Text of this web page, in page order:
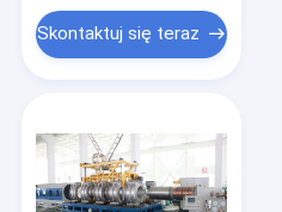
Skontaktuj się teraz